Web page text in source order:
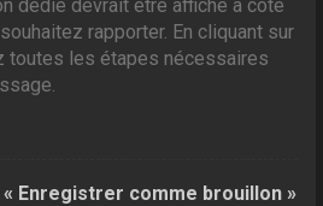
dédié devrait être affiché à côté
rapporter. En cliquant sur
toutes les étapes nécessaires
Enregistrer comme brouillon »